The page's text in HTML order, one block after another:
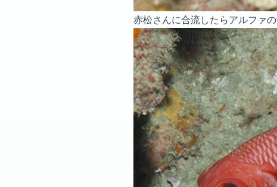
赤松さんに合流したらアルファ